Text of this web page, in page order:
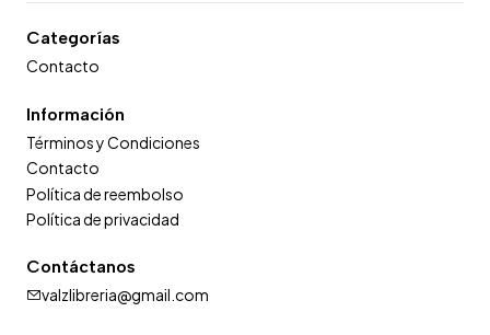
Categorías
Contacto
Información
Términos y Condiciones
Contacto
Política de reembolso
Política de privacidad
Contáctanos
valzlibreria@gmail.com